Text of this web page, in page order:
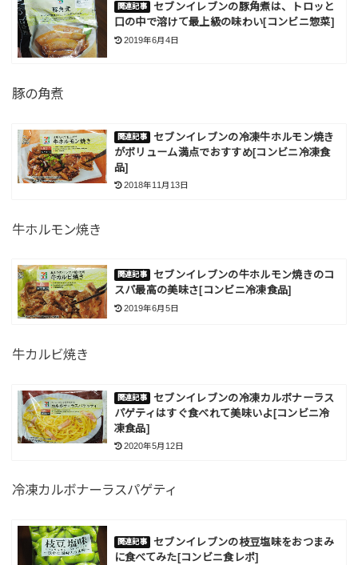
セブンイレブンの豚角煮は、トロッと
口の中で溶けて最上級の味わい[コンビニ惣菜]
2019年6月4日
豚の角煮
セブンイレブンの冷凍牛ホルモン焼き
がボリューム満点でおすすめ[コンビニ冷凍食
品]
2018年11月13日
牛ホルモン焼き
セブンイレブンの牛ホルモン焼きのコ
スパ最高の美味さ[コンビニ冷凍食品]
2019年6月5日
牛カルビ焼き
セブンイレブンの冷凍カルボナーラス
パゲティはすぐ食べれて美味いよ[コンビニ冷
凍食品]
2020年5月12日
冷凍カルボナーラスパゲティ
セブンイレブンの枝豆塩味をおつまみ
に食べてみた[コンビニ食レポ]